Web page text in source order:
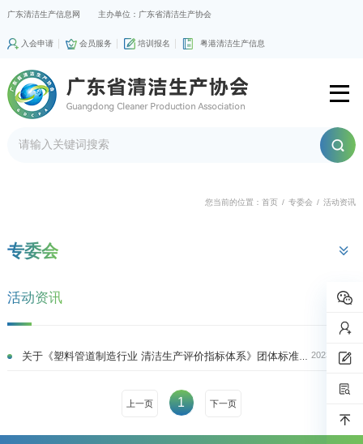
广东清洁生产信息网 主办单位：广东省清洁生产协会
入会申请 会员服务 培训报名 粤港清洁生产信息
您当前的位置：首页 / 专委会 / 活动资讯
专委会
活动资讯
2023-11-16
关于《塑料管道制造行业 清洁生产评价指标体系》团体标准的立项公告
上一页 1 下一页